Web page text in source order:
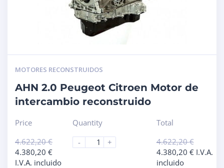
MOTORES RECONSTRUIDOS
AHN 2.0 Peugeot Citroen Motor de
intercambio reconstruido
Price
4.622,20€
4.380,20 €
I.V.A. incluido
Quantity
-
+
Total
4.622,20€
4.380,20 € I.V.A.
incluido